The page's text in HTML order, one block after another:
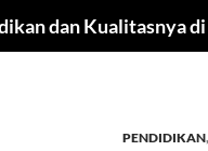
dan Kualitasnya
PENDIDIKAN,